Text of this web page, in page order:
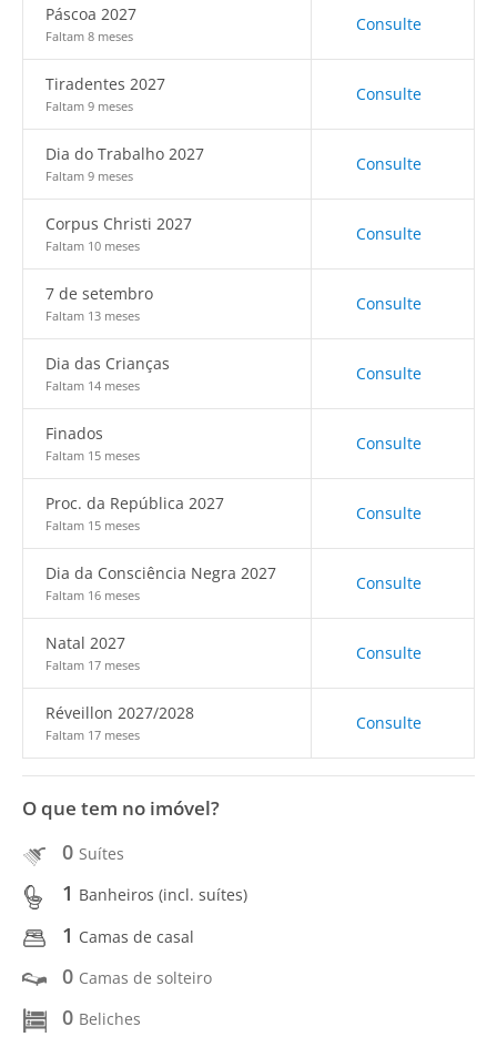
Páscoa 2027
Faltam 8 meses
Consulte
Tiradentes 2027
Faltam 9 meses
Consulte
Dia do Trabalho 2027
Faltam 9 meses
Consulte
Corpus Christi 2027
Faltam 10 meses
Consulte
7 de setembro
Faltam 13 meses
Consulte
Dia das Crianças
Faltam 14 meses
Consulte
Finados
Faltam 15 meses
Consulte
Proc. da República 2027
Faltam 15 meses
Consulte
Dia da Consciência Negra 2027
Faltam 16 meses
Consulte
Natal 2027
Faltam 17 meses
Consulte
Réveillon 2027/2028
Faltam 17 meses
Consulte
O que tem no imóvel?
0 Suítes
1 Banheiros (incl. suítes)
1 Camas de casal
0 Camas de solteiro
0 Beliches